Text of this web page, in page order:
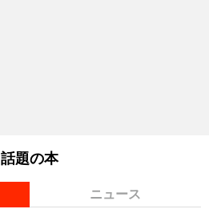
話題の本
ニュース